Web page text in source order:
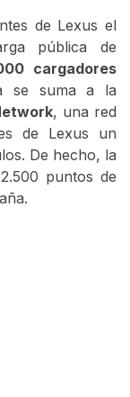
de Lexus el
pública de
cargadores
se suma a la
, una red
de Lexus un
De hecho, la
puntos de